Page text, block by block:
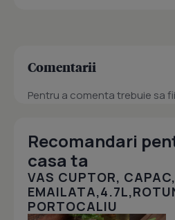
Comentarii
Pentru a comenta trebuie sa
Recomandari
casa ta
VAS CUPTOR,
PORTOCALIU